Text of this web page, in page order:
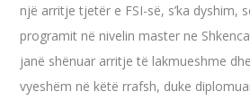
një arritje tjetër e FSI-së, s’ka dyshim,
programit në nivelin master ne
janë shënuar arritje të lakmueshme
vyeshëm në këtë rrafsh, duke